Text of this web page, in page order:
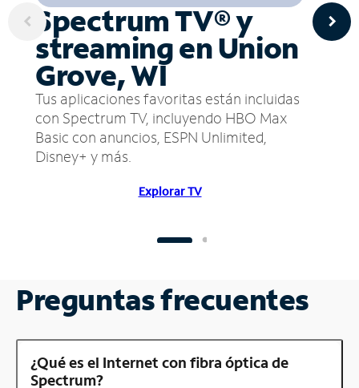
Spectrum TV® y
streaming en Union
Grove, WI
Tus aplicaciones favoritas están incluidas
con Spectrum TV, incluyendo HBO Max
Basic con anuncios, ESPN Unlimited,
Disney+ y más.
Explorar TV
Preguntas frecuentes
¿Qué es el Internet con fibra óptica de
Spectrum?